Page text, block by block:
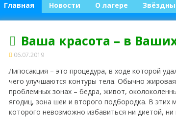
Главная Новости О лагере
Ваша красота – в
06.07.2019
Липосакция – это процедура, в ходе которой
чего улучшаются контуры тела. Обычно
проблемных зонах – бедра, живот,
ягодиц, зона шеи и второго подбородка. В этих
которого невозможно избавиться ни диетой,